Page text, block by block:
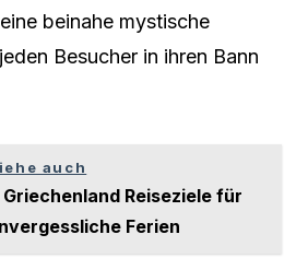
beinahe mystische
Besucher in ihren Bann
auch
Griechenland Reiseziele für
Ferien